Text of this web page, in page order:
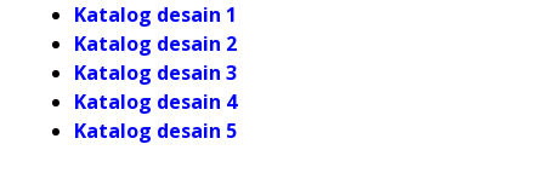
Katalog desain 1
Katalog desain 2
Katalog desain 3
Katalog desain 4
Katalog desain 5